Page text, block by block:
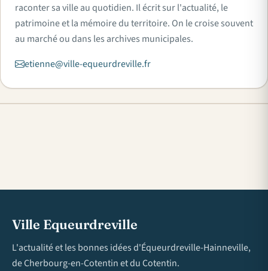
raconter sa ville au quotidien. Il écrit sur l'actualité, le
patrimoine et la mémoire du territoire. On le croise souvent
au marché ou dans les archives municipales.
etienne@ville-equeurdreville.fr
Ville Equeurdreville
L'actualité et les bonnes idées d'Équeurdreville-Hainneville,
de Cherbourg-en-Cotentin et du Cotentin.